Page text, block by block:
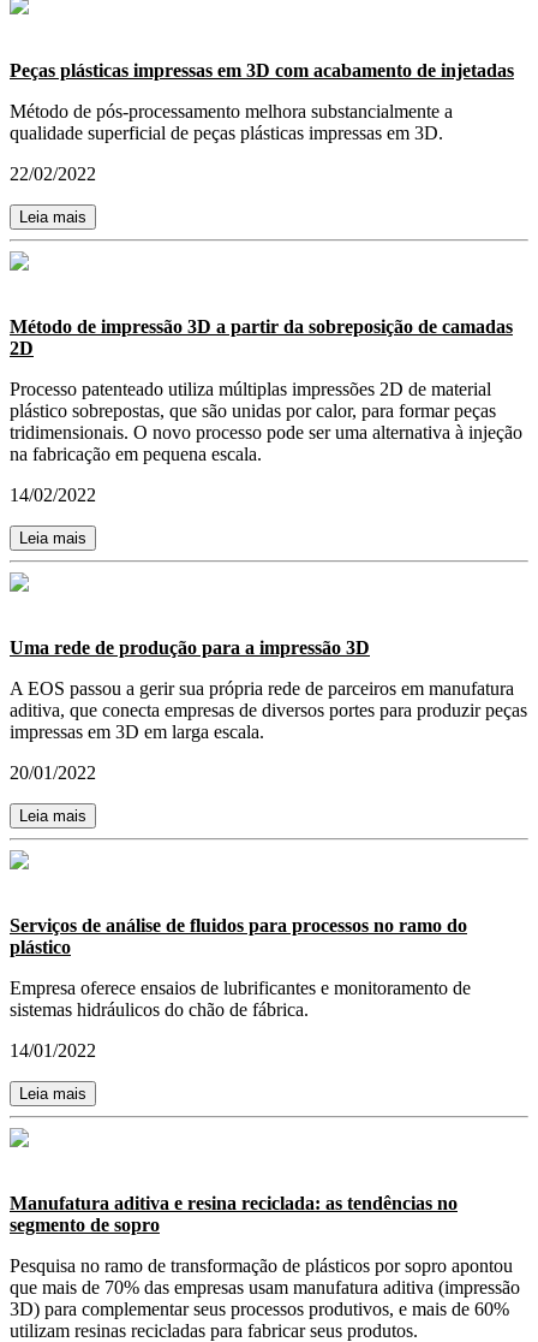
Peças plásticas impressas em 3D com acabamento de injetadas
Método de pós-processamento melhora substancialmente a
qualidade superficial de peças plásticas impressas em 3D.
22/02/2022
Leia mais
Método de impressão 3D a partir da sobreposição de camadas
2D
Processo patenteado utiliza múltiplas impressões 2D de material
plástico sobrepostas, que são unidas por calor, para formar peças
tridimensionais. O novo processo pode ser uma alternativa à injeção
na fabricação em pequena escala.
14/02/2022
Leia mais
Uma rede de produção para a impressão 3D
A EOS passou a gerir sua própria rede de parceiros em manufatura
aditiva, que conecta empresas de diversos portes para produzir peças
impressas em 3D em larga escala.
20/01/2022
Leia mais
Serviços de análise de fluidos para processos no ramo do
plástico
Empresa oferece ensaios de lubrificantes e monitoramento de
sistemas hidráulicos do chão de fábrica.
14/01/2022
Leia mais
Manufatura aditiva e resina reciclada: as tendências no
segmento de sopro
Pesquisa no ramo de transformação de plásticos por sopro apontou
que mais de 70% das empresas usam manufatura aditiva (impressão
3D) para complementar seus processos produtivos, e mais de 60%
utilizam resinas recicladas para fabricar seus produtos.